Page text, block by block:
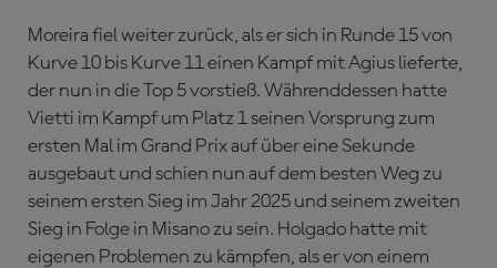
Moreira fiel weiter zurück, als er sich in Runde 15 von
Kurve 10 bis Kurve 11 einen Kampf mit Agius lieferte,
der nun in die Top 5 vorstieß. Währenddessen hatte
Vietti im Kampf um Platz 1 seinen Vorsprung zum
ersten Mal im Grand Prix auf über eine Sekunde
ausgebaut und schien nun auf dem besten Weg zu
seinem ersten Sieg im Jahr 2025 und seinem zweiten
Sieg in Folge in Misano zu sein. Holgado hatte mit
eigenen Problemen zu kämpfen, als er von einem